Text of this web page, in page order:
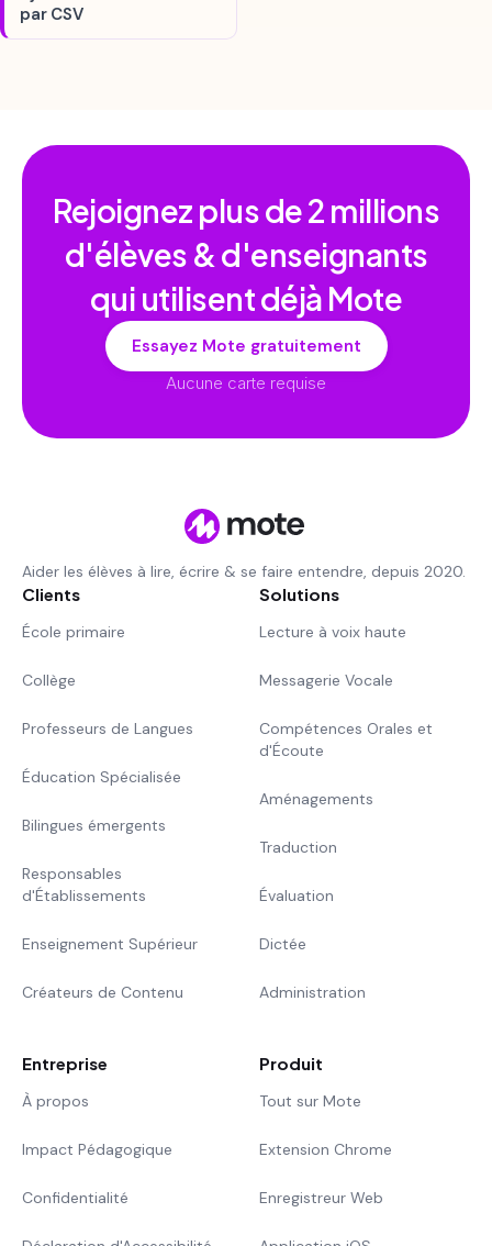
par CSV
Rejoignez plus de2 millions
d'élèves & d'enseignants
qui utilisent déjà Mote
Essayez Mote gratuitement
Aucune carte requise
Aider les élèves à lire, écrire & se faire entendre, depuis 2020.
Clients
École primaire
Collège
Professeurs de Langues
Éducation Spécialisée
Bilingues émergents
Responsables
d'Établissements
Enseignement Supérieur
Créateurs de Contenu
Solutions
Lecture à voix haute
Messagerie Vocale
Compétences Orales et
d'Écoute
Aménagements
Traduction
Évaluation
Dictée
Administration
Entreprise
À propos
Impact Pédagogique
Confidentialité
Produit
Tout sur Mote
Extension Chrome
Enregistreur Web